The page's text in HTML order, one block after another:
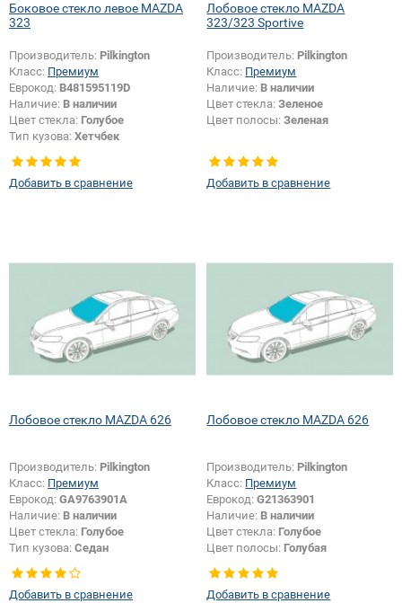
Боковое стекло левое MAZDA
323
Производитель: Pilkington
Класс: Премиум
Еврокод: B481595119D
Наличие: В наличии
Цвет стекла: Голубое
Тип кузова: Хетчбек
Тип стекла: Боковое стекло левое
Добавить в сравнение
Лобовое стекло MAZDA
323/323 Sportive
Производитель: Pilkington
Класс: Премиум
Наличие: В наличии
Цвет стекла:Зеленое
Цвет полосы:Зеленая
Добавить в сравнение
Лобовое стекло MAZDA 626
Производитель: Pilkington
Класс: Премиум
Еврокод: GA9763901A
Наличие: В наличии
Цвет стекла: Голубое
Тип кузова: Седан
Добавить в сравнение
Лобовое стекло MAZDA 626
Производитель: Pilkington
Класс: Премиум
Еврокод:G21363901
Наличие: В наличии
Цвет стекла: Голубое
Цвет полосы: Голубая
Добавить в сравнение